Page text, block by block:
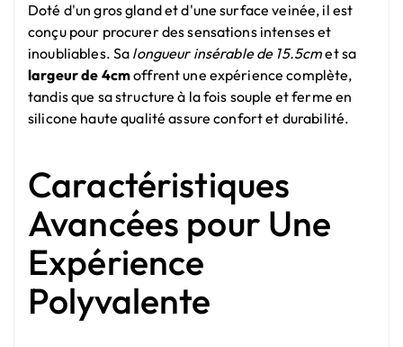
Doté d'un gros gland et d'une surface veinée, il est
conçu pour procurer des sensations intenses et
inoubliables. Sa longueur insérable de 15.5cmet sa
largeur de 4cmoffrent une expérience complète,
tandis que sa structure à la fois souple et ferme en
silicone haute qualité assure confort et durabilité.
Caractéristiques
Avancées pour Une
Expérience
Polyvalente